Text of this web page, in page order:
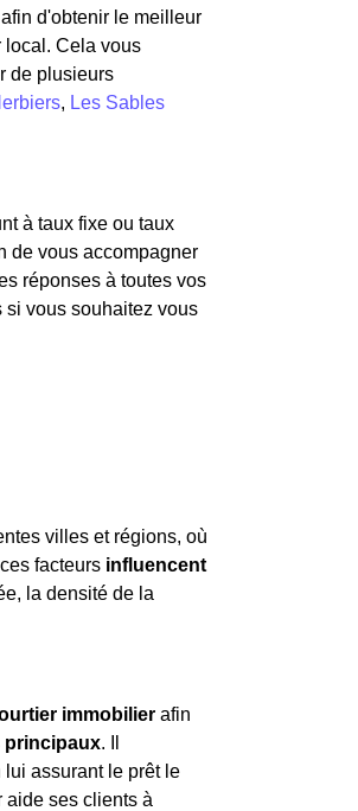
d'obtenir le meilleur
local. Cela vous
de plusieurs
, Les Sables
à taux fixe ou taux
de vous accompagner
réponses à toutes vos
si vous souhaitez vous
villes et régions, où
facteurs influencent
la densité de la
immobilier afin
principaux. Il
assurant le prêt le
aide ses clients à